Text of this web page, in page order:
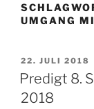
UMGANG
AM
22. JULI 2018
Predigt 8.
2018